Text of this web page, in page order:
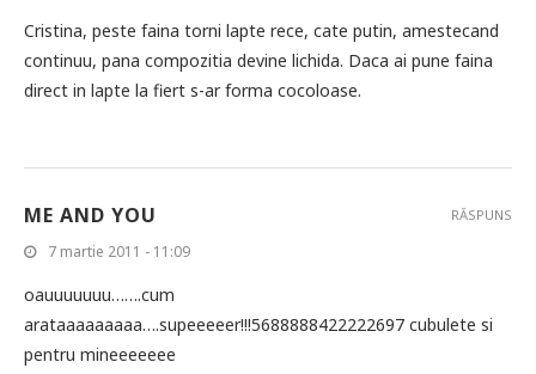
Cristina, peste faina torni lapte rece, cate putin, amestecand
continuu, pana compozitia devine lichida. Daca ai pune faina
direct in lapte la fiert s-ar forma cocoloase.
ME AND YOU
7 martie 2011 - 11:09
oauuuuuuu…….cum
arataaaaaaaaa….supeeeeer!!!5688888422222697 cubulete si
pentru mineeeeeee
RĂSPUNS